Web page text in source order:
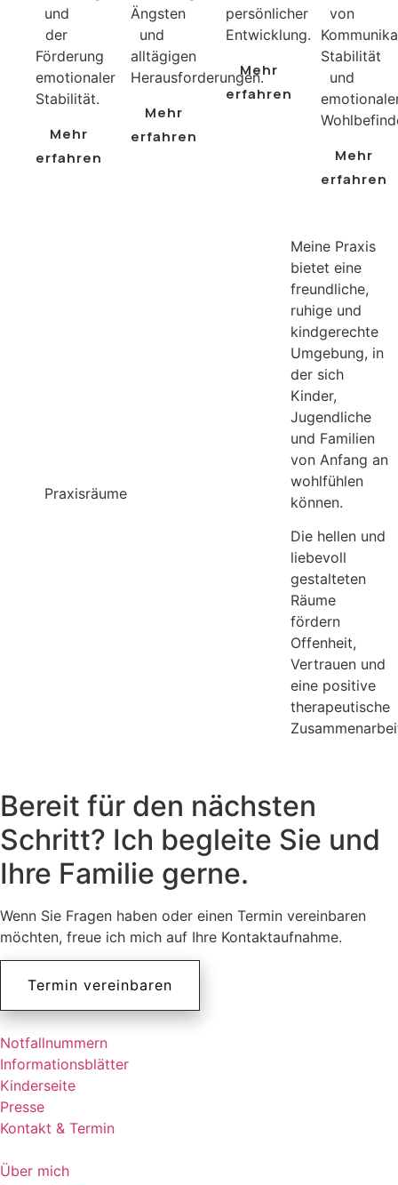
und
der
Förderung
emotionaler
Stabilität.
Mehr
erfahren
Ängsten
und
alltägigen
Herausforderungen.
Mehr
erfahren
persönlicher
Entwicklung.
Mehr
erfahren
von
Stabilität
und
Mehr
erfahren
Praxisräume
Meine Praxis
bietet eine
freundliche,
ruhige und
kindgerechte
Umgebung, in
der sich
Kinder,
Jugendliche
und Familien
von Anfang an
wohlfühlen
können.
Die hellen und
liebevoll
gestalteten
Räume
fördern
Offenheit,
Vertrauen und
eine positive
therapeutische
Bereit für den nächsten
Schritt? Ich begleite Sie und
Ihre Familie gerne.
Wenn Sie Fragen haben oder einen Termin vereinbaren
möchten, freue ich mich auf Ihre Kontaktaufnahme.
Termin vereinbaren
Notfallnummern
Informationsblätter
Kinderseite
Presse
Kontakt & Termin
Über mich